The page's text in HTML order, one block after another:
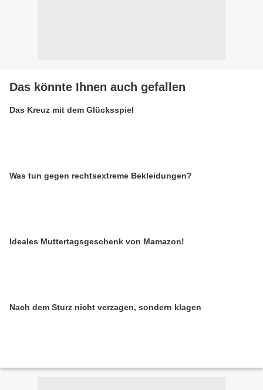
Das könnte Ihnen auch gefallen
Das Kreuz mit dem Glücksspiel
Was tun gegen rechtsextreme Bekleidungen?
Ideales Muttertagsgeschenk von Mamazon!
Nach dem Sturz nicht verzagen, sondern klagen